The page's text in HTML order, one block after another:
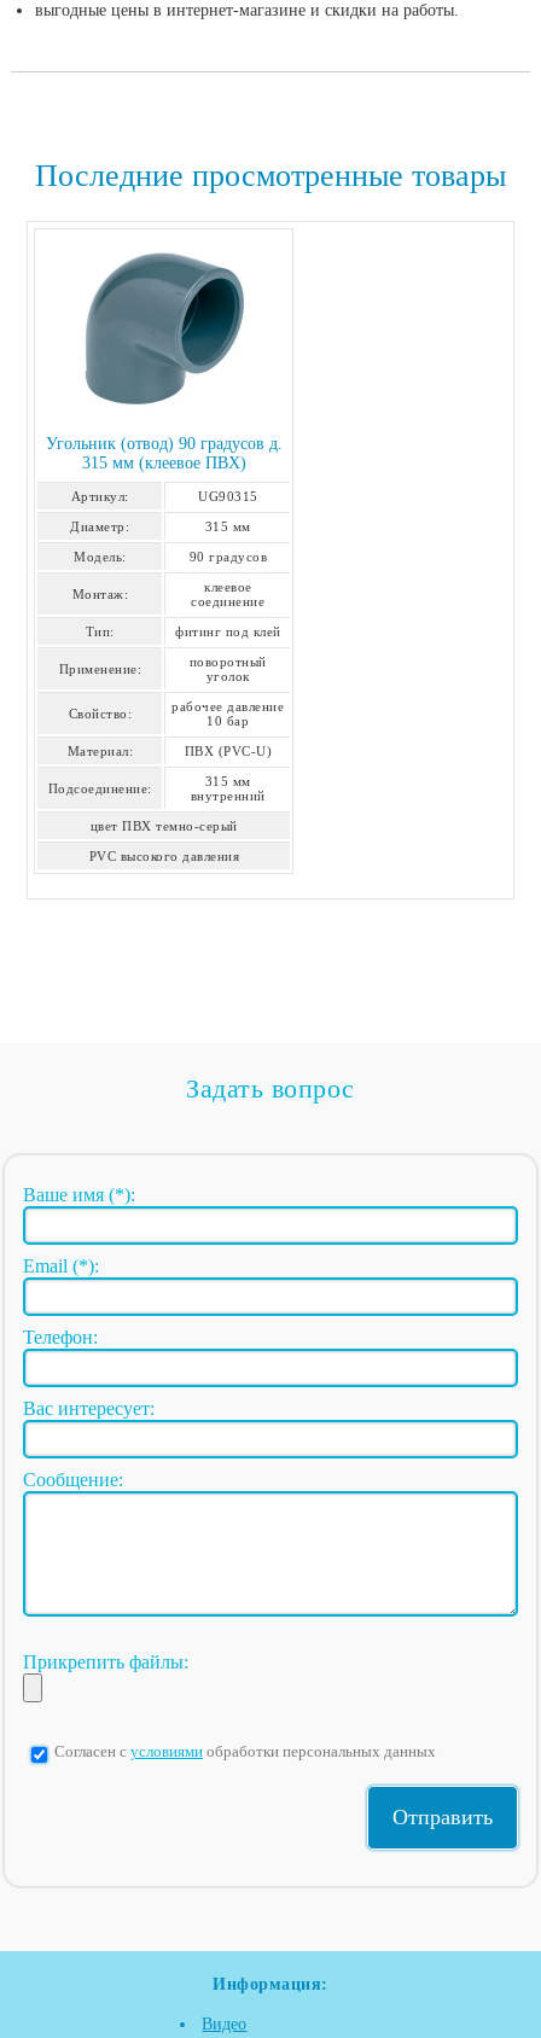
выгодные цены в интернет-магазине и скидки на работы.
Последние просмотренные товары
Угольник (отвод) 90 градусов д.
315 мм (клеевое ПВХ)
Артикул: UG90315
Диаметр: 315 мм
Модель: 90 градусов
Монтаж:
клеевое
соединение
Тип: фитинг под клей
Применение:
поворотный
уголок
Свойство:
рабочее давление
10 бар
Материал: ПВХ (PVC-U)
Подсоединение:
315 мм
внутренний
цвет ПВХ темно-серый
PVC высокого давления
Задать вопрос
Ваше имя (*):
Email (*):
Телефон:
Вас интересует:
Сообщение:
Прикрепить файлы:
Согласен с условиями обработки персональных данных
Информация:
Видео